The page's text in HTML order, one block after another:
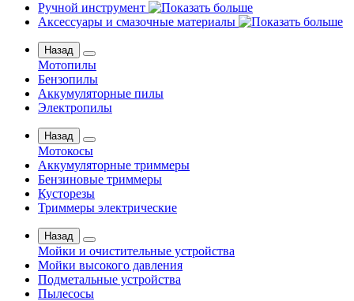
Ручной инструмент
Аксессуары и смазочные материалы
Назад
Мотопилы
Бензопилы
Аккумуляторные пилы
Электропилы
Назад
Мотокосы
Аккумуляторные триммеры
Бензиновые триммеры
Кусторезы
Триммеры электрические
Назад
Мойки и очистительные устройства
Мойки высокого давления
Подметальные устройства
Пылесосы